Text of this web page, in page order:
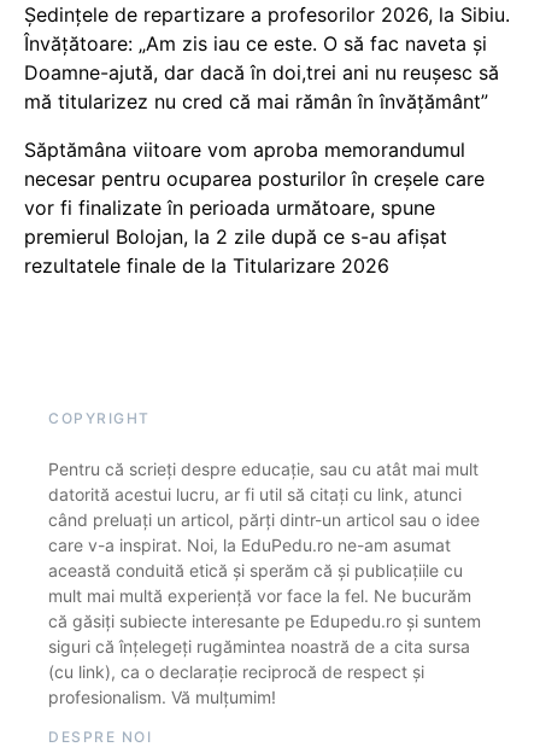
Ședințele de repartizare a profesorilor 2026, la Sibiu.
Învățătoare: „Am zis iau ce este. O să fac naveta și
Doamne-ajută, dar dacă în doi,trei ani nu reușesc să
mă titularizez nu cred că mai rămân în învățământ”
Săptămâna viitoare vom aproba memorandumul
necesar pentru ocuparea posturilor în creșele care
vor fi finalizate în perioada următoare, spune
premierul Bolojan, la 2 zile după ce s-au afișat
rezultatele finale de la Titularizare 2026
COPYRIGHT
Pentru că scrieți despre educație, sau cu atât mai mult
datorită acestui lucru, ar fi util să citați cu link, atunci
când preluați un articol, părți dintr-un articol sau o idee
care v-a inspirat. Noi, la EduPedu.ro ne-am asumat
această conduită etică și sperăm că și publicațiile cu
mult mai multă experiență vor face la fel. Ne bucurăm
că găsiți subiecte interesante pe Edupedu.ro și suntem
siguri că înțelegeți rugămintea noastră de a cita sursa
(cu link), ca o declarație reciprocă de respect și
profesionalism. Vă mulțumim!
DESPRE NOI